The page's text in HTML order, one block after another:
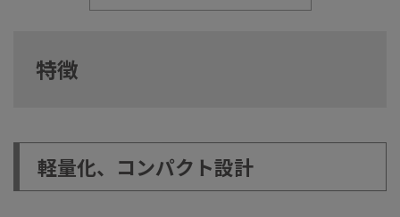
特徴
軽量化、コンパクト設計